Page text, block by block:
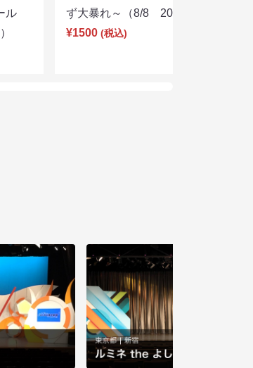
ル
ず大暴れ～（8/8 20:45）
¥1500 (税込)